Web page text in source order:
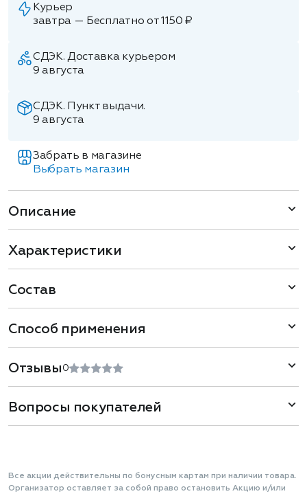
Курьер
завтра — Бесплатно от 1150 ₽
СДЭК. Доставка курьером
9 августа
СДЭК. Пункт выдачи.
9 августа
Забрать в магазине
Выбрать магазин
Описание
Характеристики
Состав
Способ применения
Отзывы 0
Вопросы покупателей
Все акции действительны по бонусным картам при наличии товара.
Организатор оставляет за собой право остановить Акцию и/или